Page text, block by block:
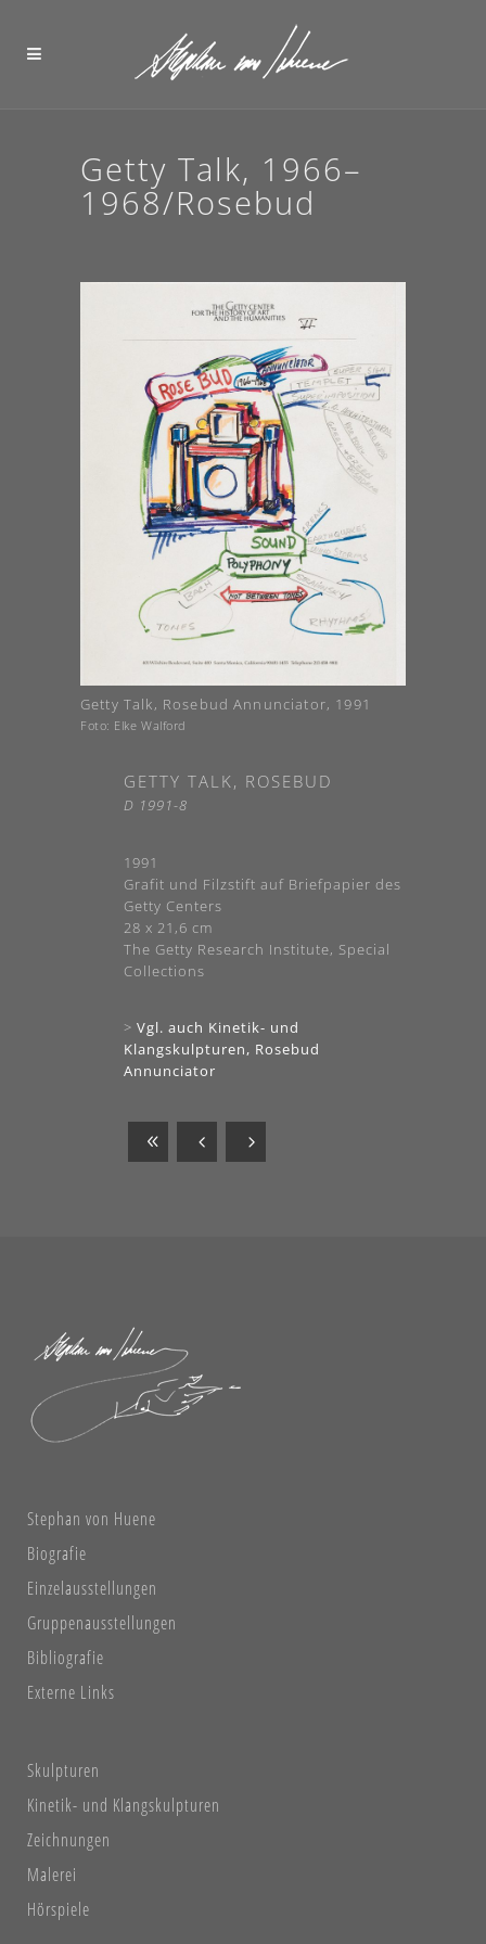
Getty Talk, 1966–
1968/Rosebud
Getty Talk, Rosebud Annunciator, 1991
Foto: Elke Walford
GETTY TALK, ROSEBUD
D 1991-8
1991
Grafit und Filzstift auf Briefpapier des
Getty Centers
28 x 21,6 cm
The Getty Research Institute, Special
Collections
> Vgl. auch Kinetik- und
Klangskulpturen, Rosebud
Annunciator
Stephan von Huene
Biografie
Einzelausstellungen
Gruppenausstellungen
Bibliografie
Externe Links
Skulpturen
Kinetik- und Klangskulpturen
Zeichnungen
Malerei
Hörspiele